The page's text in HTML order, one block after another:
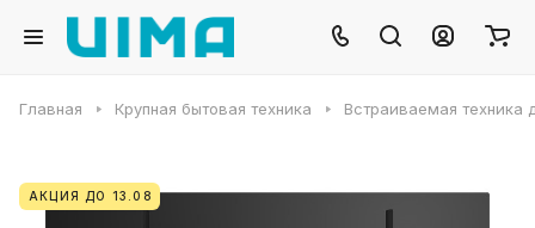
Главная Крупная бытовая техника Встраиваемая техника
АКЦИЯ ДО 13.08